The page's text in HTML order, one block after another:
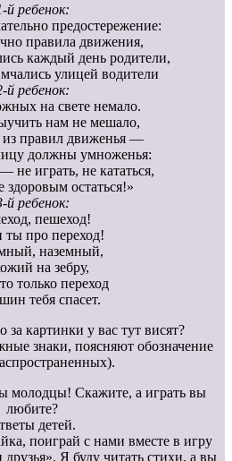
й ребенок:
предостережение:
правила движения,
каждый день родители,
улицей водители
й ребенок:
на свете немало.
нам не мешало,
правил движенья —
должны умноженья:
не играть, не кататься,
здоровым остаться!»
й ребенок:
пешеход!
про переход!
наземный,
на зебру,
только переход
тебя спасет.
за картинки у вас тут висят?
знаки, поясняют обозначение
молодцы! Скажите, а играть вы
любите?
детей.
поиграй с нами вместе в игру
друзья». Я буду читать стихи, а вы